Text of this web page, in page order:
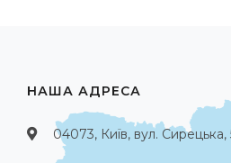
НАША АДРЕСА
04073, Київ, вул. Сирецька,